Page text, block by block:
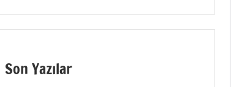
Son Yazılar